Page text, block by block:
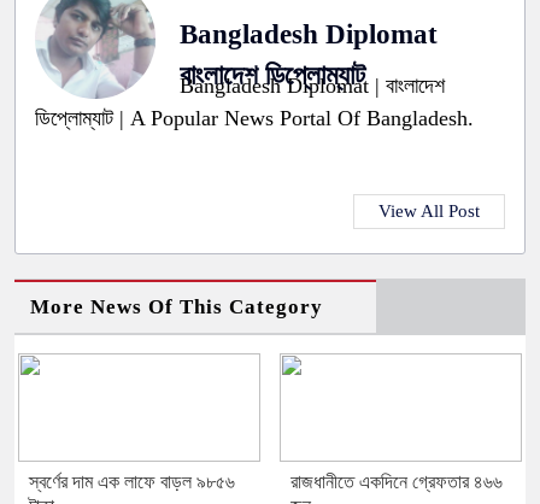
Bangladesh Diplomat
বাংলাদেশ ডিপ্লোম্যাট
Bangladesh Diplomat | বাংলাদেশ
ডিপ্লোম্যাট | A Popular News Portal Of Bangladesh.
View All Post
More News Of This Category
স্বর্ণের দাম এক লাফে বাড়ল ৯৮৫৬
রাজধানীতে একদিনে গ্রেফতার ৪৬৬